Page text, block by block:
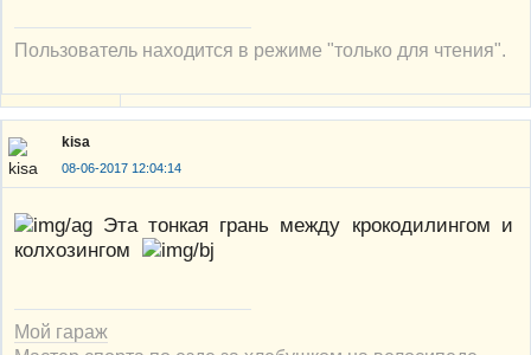
Пользователь находится в режиме "только для чтения".
kisa
08-06-2017 12:04:14
Эта тонкая грань между крокодилингом и
колхозингом
Мой гараж